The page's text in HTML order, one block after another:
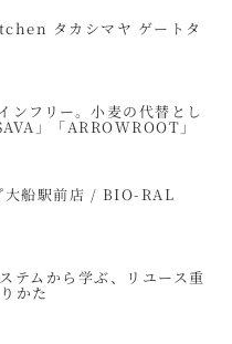
タカシマヤ ゲートタ
ンフリー。小麦の代替とし
」「ARROWROOT」
大船駅前店 / BIO-RAL
テムから学ぶ、リユース重
かた